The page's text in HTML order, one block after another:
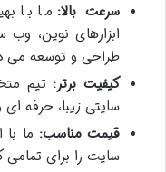
سرعت بالا: ما با
ابزارهای نوین،
طراحی و توسعه می
کیفیت برتر: تیم
سایتی زیبا، حرفه
قیمت مناسب: ما
سایت را برای تمامی